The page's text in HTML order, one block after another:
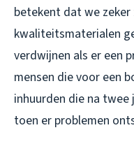
betekent dat we
kwaliteitsmaterialen
verdwijnen als er een
mensen die voor een
inhuurden die na
toen er problemen